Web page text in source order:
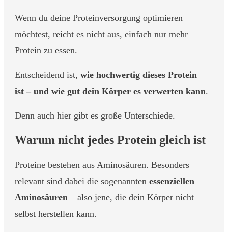
Wenn du deine Proteinversorgung optimieren
möchtest, reicht es nicht aus, einfach nur mehr
Protein zu essen.
Entscheidend ist, wie hochwertig dieses Protein
ist – und wie gut dein Körper es verwerten kann.
Denn auch hier gibt es große Unterschiede.
Warum nicht jedes Protein gleich ist
Proteine bestehen aus Aminosäuren. Besonders
relevant sind dabei die sogenannten essenziellen
Aminosäuren – also jene, die dein Körper nicht
selbst herstellen kann.